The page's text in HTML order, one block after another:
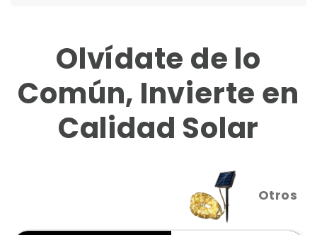
Olvídate de lo
Común, Invierte en
Calidad Solar
Otros